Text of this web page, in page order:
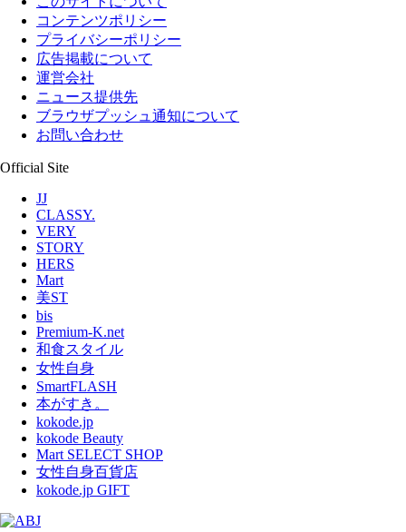
コンテンツポリシー
プライバシーポリシー
広告掲載について
運営会社
ニュース提供先
ブラウザプッシュ通知について
お問い合わせ
Official Site
JJ
CLASSY.
VERY
STORY
HERS
Mart
美ST
bis
Premium-K.net
和食スタイル
女性自身
SmartFLASH
本がすき。
kokode.jp
kokode Beauty
Mart SELECT SHOP
女性自身百貨店
kokode.jp GIFT